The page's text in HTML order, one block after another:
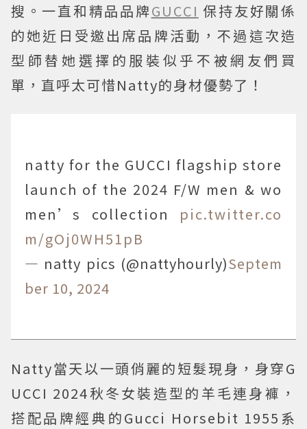
搜。一直和精品品牌GUCCI 保持友好關係
的她近日受邀出席品牌活動，不過這次造
型師替她選擇的服裝似乎不被網友們買
單，直呼太可惜Natty的身材優勢了！
natty for the GUCCI flagship store
launch of the 2024 F/W men & wo
men’s collection pic.twitter.co
m/gOj0WH51pB
— natty pics (@nattyhourly)Septem
ber 10, 2024
Natty當天以一頭俏麗的短髮現身，身穿G
UCCI 2024秋冬女裝造型的羊毛連身褲，
搭配品牌經典的Gucci Horsebit 1955系